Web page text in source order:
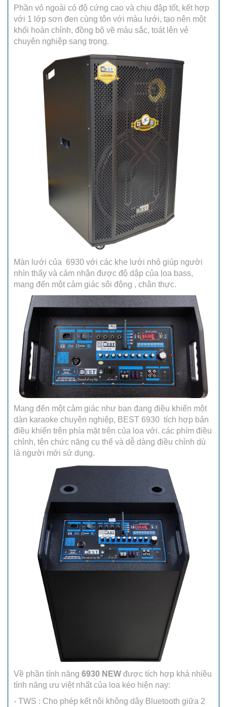
Phần vỏ ngoài có độ cứng cao và chịu đập tốt, kết hợp
với 1 lớp sơn đen cùng tôn với màu lưới, tạo nên một
khối hoàn chỉnh, đồng bộ về màu sắc, toát lên vẻ
chuyên nghiệp sang trọng.
Màn lưới của 6930 với các khe lưới nhỏ giúp người
nhìn thấy và cảm nhận được độ dập của loa bass,
mang đến một cảm giác sôi động , chân thực.
Mang đến một cảm giác như bạn đang điều khiển một
dàn karaoke chuyên nghiệp, BEST 6930 tích hợp bản
điều khiển trên phía mặt trên của loa với. các phím điều
chỉnh, tên chức năng cụ thể và dễ dàng điều chỉnh dù
là người mới sử dụng.
Về phần tính năng 6930 NEW được tích hợp khá nhiều
tính năng ưu việt nhất của loa kéo hiện nay:
- TWS : Cho phép kết nôi không dây Bluetooth giữa 2